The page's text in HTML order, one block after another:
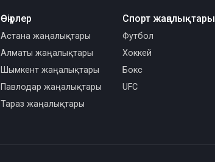
Өңірлер
Астана жаңалықтары
Алматы жаңалықтары
Шымкент жаңалықтары
Павлодар жаңалықтары
Тараз жаңалықтары
Спорт жаңалықтары
Футбол
Хоккей
Бокс
UFC